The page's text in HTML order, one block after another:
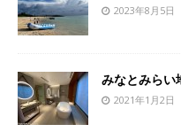
2023年8月5日
みなとみらい
2021年1月2日